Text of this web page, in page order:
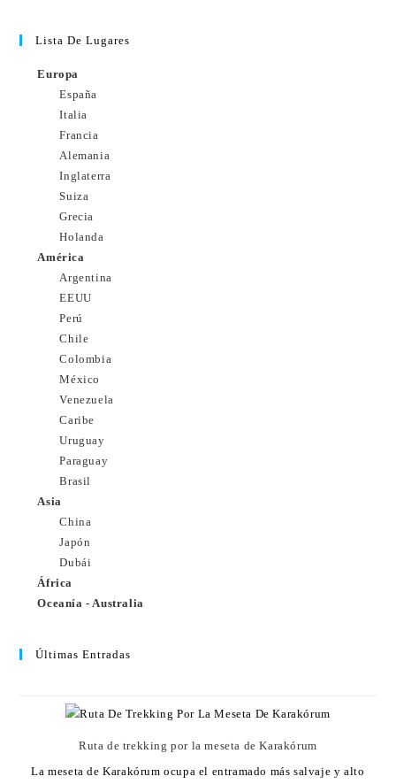
Lista De Lugares
Europa
España
Italia
Francia
Alemania
Inglaterra
Suiza
Grecia
Holanda
América
Argentina
EEUU
Perú
Chile
Colombia
México
Venezuela
Caribe
Uruguay
Paraguay
Brasil
Asia
China
Japón
Dubái
África
Oceanía - Australia
Últimas Entradas
Ruta de trekking por la meseta de Karakórum
La meseta de Karakórum ocupa el entramado más salvaje y alto